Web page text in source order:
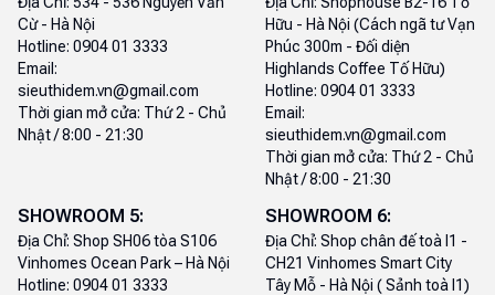
Cừ - Hà Nội
Hotline: 0904 01 3333
Email:
sieuthidem.vn@gmail.com
Thời gian mở cửa: Thứ 2 - Chủ
Nhật / 8:00 - 21:30
Hữu - Hà Nội (Cách ngã tư Vạn
Phúc 300m - Đối diện
Highlands Coffee Tố Hữu)
Hotline: 0904 01 3333
Email:
sieuthidem.vn@gmail.com
Thời gian mở cửa: Thứ 2 - Chủ
Nhật / 8:00 - 21:30
SHOWROOM 5:
Địa Chỉ: Shop SH06 tòa S106
Vinhomes Ocean Park – Hà Nội
Hotline: 0904 01 3333
SHOWROOM 6:
Địa Chỉ: Shop chân đế toà I1 -
CH21 Vinhomes Smart City
Tây Mỗ - Hà Nội ( Sảnh toà I1)